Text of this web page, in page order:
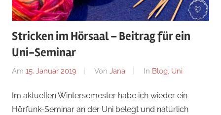
Stricken im Hörsaal – Beitrag für ein
Uni-Seminar
Am 15. Januar 2019 Von Jana In Blog, Uni
Im aktuellen Wintersemester habe ich wieder ein
Hörfunk-Seminar an der Uni belegt und natürlich